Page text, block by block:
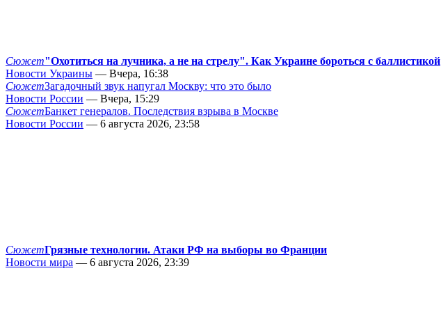
Сюжет"Охотиться на лучника, а не на стрелу". Как Украине бороться с баллистикой
Новости Украины — Вчера, 16:38
СюжетЗагадочный звук напугал Москву: что это было
Новости России — Вчера, 15:29
СюжетБанкет генералов. Последствия взрыва в Москве
Новости России — 6 августа 2026, 23:58
СюжетГрязные технологии. Атаки РФ на выборы во Франции
Новости мира — 6 августа 2026, 23:39